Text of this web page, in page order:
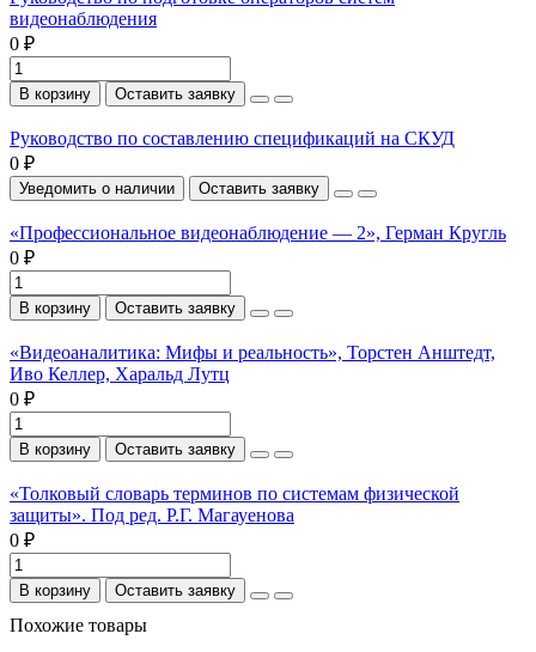
видеонаблюдения
0 ₽
В корзину Оставить заявку
Руководство по составлению спецификаций на СКУД
0 ₽
Уведомить о наличии Оставить заявку
«Профессиональное видеонаблюдение — 2», Герман Кругль
0 ₽
В корзину Оставить заявку
«Видеоаналитика: Мифы и реальность», Торстен Анштедт,
Иво Келлер, Харальд Лутц
0 ₽
В корзину Оставить заявку
«Толковый словарь терминов по системам физической
защиты». Под ред. Р.Г. Магауенова
0 ₽
В корзину Оставить заявку
Похожие товары